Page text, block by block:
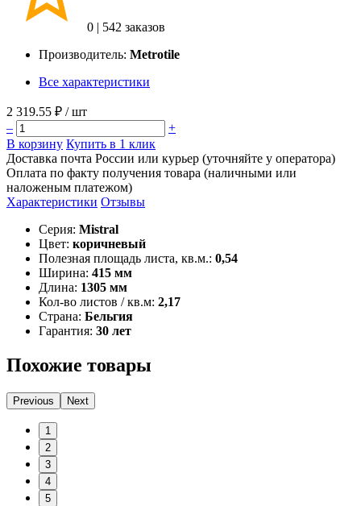
0 | 542 заказов
Производитель: Metrotile
Все характеристики
2 319.55 ₽ / шт
–
+
В корзину Купить в 1 клик
Доставка почта России или курьер (уточняйте у оператора)
Оплата по факту получения товара (наличными или
наложеным платежом)
Характеристики Отзывы
Серия: Mistral
Цвет: коричневый
Полезная площадь листа, кв.м.: 0,54
Ширина: 415 мм
Длина: 1305 мм
Кол-во листов / кв.м: 2,17
Страна: Бельгия
Гарантия: 30 лет
Похожие товары
Previous Next
1
2
3
4
5